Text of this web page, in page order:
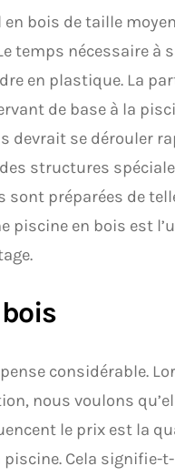
bois de taille
temps nécessaire à
en plastique. La
de base à la
devrait se dérouler
structures
sont préparées de
piscine en bois est
considérable.
nous voulons
le prix est la
Cela signifie-